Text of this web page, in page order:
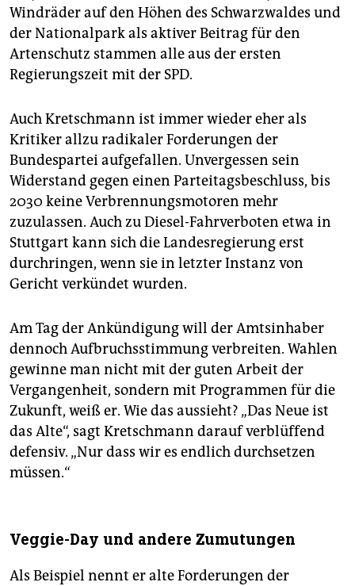
Windräder auf den Höhen des Schwarzwaldes und
der Nationalpark als aktiver Beitrag für den
Artenschutz stammen alle aus der ersten
Regierungszeit mit der SPD.
Auch Kretschmann ist immer wieder eher als
Kritiker allzu radikaler Forderungen der
Bundespartei aufgefallen. Unvergessen sein
Widerstand gegen einen Parteitagsbeschluss, bis
2030 keine Verbrennungsmotoren mehr
zuzulassen. Auch zu Diesel-Fahrverboten etwa in
Stuttgart kann sich die Landesregierung erst
durchringen, wenn sie in letzter Instanz von
Gericht verkündet wurden.
Am Tag der Ankündigung will der Amtsinhaber
dennoch Aufbruchsstimmung verbreiten. Wahlen
gewinne man nicht mit der guten Arbeit der
Vergangenheit, sondern mit Programmen für die
Zukunft, weiß er. Wie das aussieht? „Das Neue ist
das Alte“, sagt Kretschmann darauf verblüffend
defensiv. „Nur dass wir es endlich durchsetzen
müssen.“
Veggie-Day und andere Zumutungen
Als Beispiel nennt er alte Forderungen der